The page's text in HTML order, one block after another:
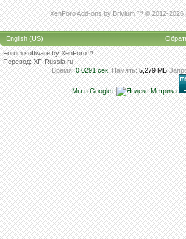
XenForo Add-ons by Brivium ™ © 2012-2026
English (US)
Forum software by XenForo™
Перевод:XF-Russia.ru
Время: 0,0291 сек. Память: 5,279 МБ
Мы в Google+